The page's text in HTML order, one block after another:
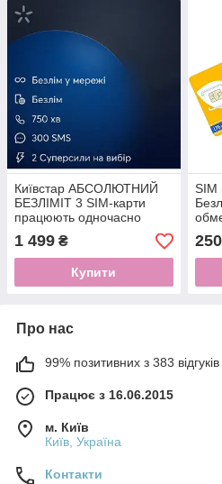
Київстар АБСОЛЮТНИЙ
БЕЗЛІМІТ 3 SIM-карти
працюють одночасно
швидкості) 600 грн/міс
Безконтрактний
1 499 ₴
Купити
SIM
250
Про нас
99% позитивних з 383 відгуків
Працює з 16.06.2015
м. Київ
Київ, Україна
Контакти